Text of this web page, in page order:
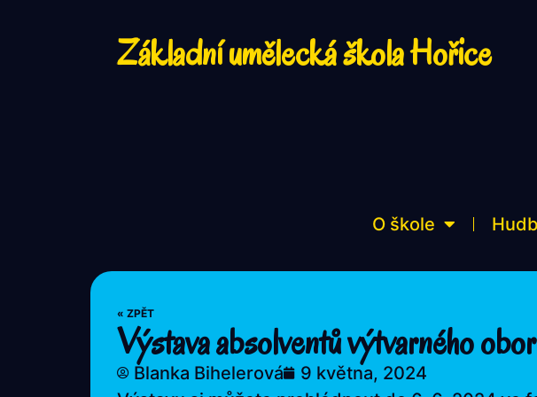
Základní umělecká škola Hořice
O škole
« ZPĚT
Výstava absolventů výtvarného
Blanka Bihelerová
9 května, 2024